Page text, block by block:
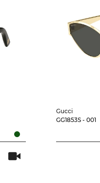
Gucci
GG1853S - 001